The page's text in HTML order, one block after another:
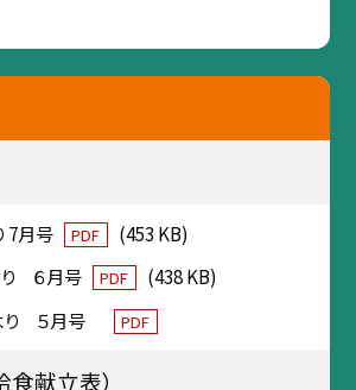
7月号 PDF
(453 KB)
６月号
PDF
(438 KB)
り ５月号
PDF
食献立表）